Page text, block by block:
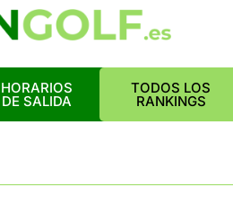
HORARIOS
DE SALIDA
TODOS LOS
RANKINGS